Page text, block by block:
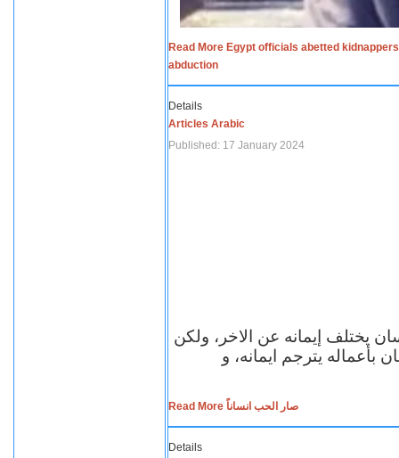
Read More Egypt officials abetted
abduction
Details
Articles Arabic
Published: 17 January 2024
يختلف إيمانه عن الاخر، ولكن
بأعماله يترجم ايمانه، و
Read More صار الحب انساناً
Details